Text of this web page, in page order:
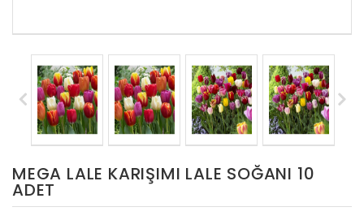
MEGA LALE KARIŞIMI LALE SOĞANI 10
ADET